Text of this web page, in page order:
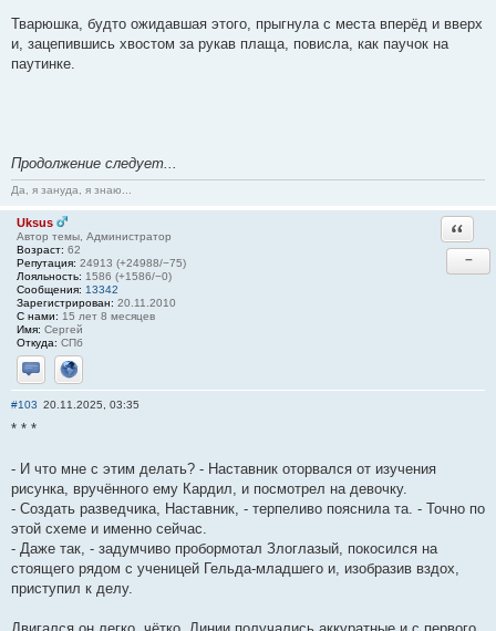
Тварюшка, будто ожидавшая этого, прыгнула с места вперёд и вверх
и, зацепившись хвостом за рукав плаща, повисла, как паучок на
паутинке.
Продолжение следует...
Да, я зануда, я знаю...
Uksus
Автор темы, Администратор
Возраст: 62
Репутация: 24913 (+24988/−75)
Лояльность: 1586 (+1586/−0)
Сообщения: 13342
Зарегистрирован: 20.11.2010
С нами: 15 лет 8 месяцев
Имя: Сергей
Откуда: СПб
Отправить личное сообщение
Сайт
−
#103 20.11.2025, 03:35
* * *
- И что мне с этим делать? - Наставник оторвался от изучения
рисунка, вручённого ему Кардил, и посмотрел на девочку.
- Создать разведчика, Наставник, - терпеливо пояснила та. - Точно по
этой схеме и именно сейчас.
- Даже так, - задумчиво пробормотал Злоглазый, покосился на
стоящего рядом с ученицей Гельда-младшего и, изобразив вздох,
приступил к делу.